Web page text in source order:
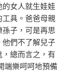
女人就生娃娃
具。爸爸母親
子，可是再思
們不了解兒子
總而言之，有
端樂呵呵地預備